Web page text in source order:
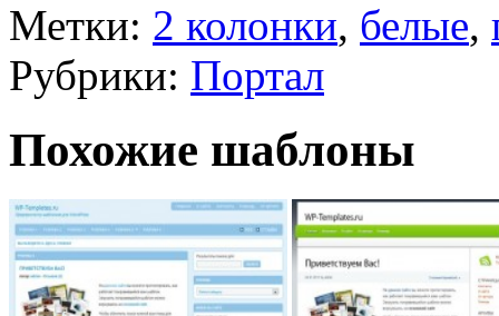
Метки: 2 колонки, белые,
Рубрики: Портал
Похожие шаблоны